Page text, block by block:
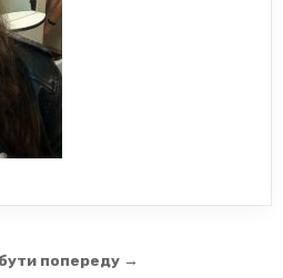
попереду →